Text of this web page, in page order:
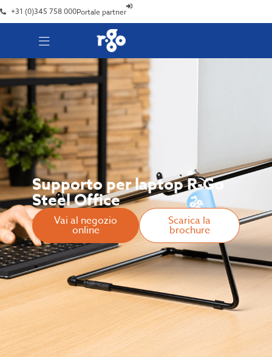
+31 (0)345 758 000Portale partner
Supporto per laptop R-Go
Steel Office
Vai al negozio
online
Scarica la
brochure